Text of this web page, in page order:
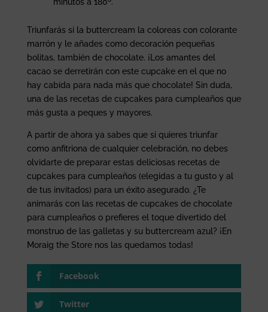
Triunfarás si la buttercream la coloreas con colorante
marrón y le añades como decoración pequeñas
bolitas, también de chocolate. ¡Los amantes del
cacao se derretirán con este cupcake en el que no
hay cabida para nada más que chocolate! Sin duda,
una de las recetas de cupcakes para cumpleaños que
más gusta a peques y mayores.
A partir de ahora ya sabes que si quieres triunfar
como anfitriona de cualquier celebración, no debes
olvidarte de preparar estas deliciosas recetas de
cupcakes para cumpleaños (elegidas a tu gusto y al
de tus invitados) para un éxito asegurado. ¿Te
animarás con las recetas de cupcakes de chocolate
para cumpleaños o prefieres el toque divertido del
monstruo de las galletas y su buttercream azul? ¡En
Moraig the Store nos las quedamos todas!
Facebook
Twitter